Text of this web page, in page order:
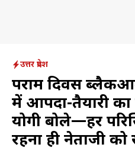
उत्तर प्रदेश
पराक्रम दिवस
में आपदा-तैयारी
योगी बोले—हर
रहना ही नेताजी को